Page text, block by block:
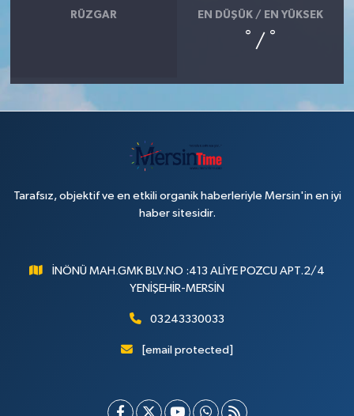
RÜZGAR EN DÜŞÜK / EN YÜKSEK
° / °
Tarafsız, objektif ve en etkili organik haberleriyle Mersin'in en iyi
haber sitesidir.
İNÖNÜ MAH.GMK BLV.NO :413 ALİYE POZCU APT.2/4
YENİŞEHİR-MERSİN
03243330033
[email protected]